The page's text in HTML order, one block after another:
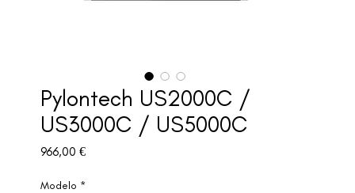
Pylontech US2000C /
US3000C / US5000C
966,00 €Precio
Modelo *